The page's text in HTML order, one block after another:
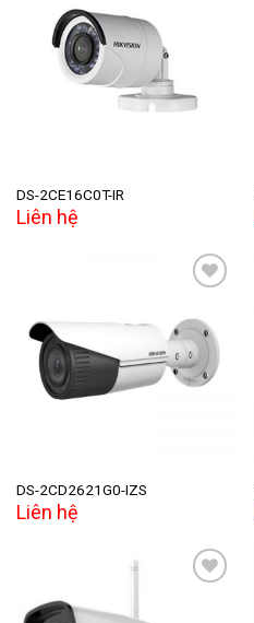
DS-2CE16C0T-IR
Liên hệ
Add to
wishlist
DS-2CD2621G0-IZS
Liên hệ